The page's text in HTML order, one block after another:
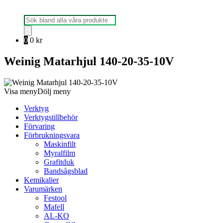
Produktsökning
0 0 kr
Weinig Matarhjul 140-20-35-10V
Visa menyDölj meny
Verktyg
Verktygstillbehör
Förvaring
Förbrukningsvara
Maskinfilt
Myralfilm
Grafitduk
Bandsågsblad
Kemikalier
Varumärken
Festool
Mafell
AL-KO